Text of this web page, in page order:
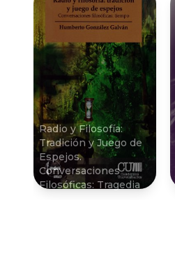
Radio y Filosofí­a:
Tradición y Juego de
Espejos.
Conversaciones
Filosóficas: Tragedia